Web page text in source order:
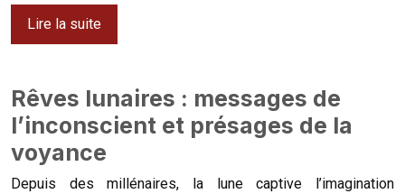
Lire la suite
Rêves lunaires : messages de
l’inconscient et présages de la
voyance
Depuis des millénaires, la lune captive l’imagination